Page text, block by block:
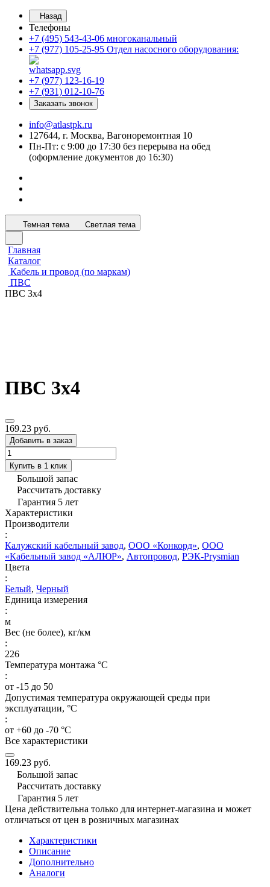
Назад
Телефоны
+7 (495) 543-43-06 многоканальный
+7 (977) 105-25-95 Отдел насосного оборудования:
+7 (977) 123-16-19
+7 (931) 012-10-76
Заказать звонок
info@atlastpk.ru
127644, г. Москва, Вагоноремонтная 10
Пн-Пт: с 9:00 до 17:30 без перерыва на обед
(оформление документов до 16:30)
Темная тема Светлая тема
Главная
Каталог
Кабель и провод (по маркам)
ПВС
ПВС 3х4
ПВС 3х4
169.23 руб.
Добавить в заказ
Купить в 1 клик
Большой запас
Рассчитать доставку
Гарантия 5 лет
Характеристики
Производители
:
Калужский кабельный завод, ООО «Конкорд», ООО
«Кабельный завод «АЛЮР», Автопровод, РЭК-Prysmian
Цвета
:
Белый, Черный
Единица измерения
:
м
Вес (не более), кг/км
:
226
Температура монтажа °C
:
от -15 до 50
Допустимая температура окружающей среды при
эксплуатации, °C
:
от +60 до -70 °С
Все характеристики
169.23 руб.
Большой запас
Рассчитать доставку
Гарантия 5 лет
Цена действительна только для интернет-магазина и может
отличаться от цен в розничных магазинах
Характеристики
Описание
Дополнительно
Аналоги